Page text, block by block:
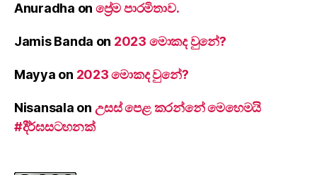
Anuradha on ප්‍රේම පාරමිතාව.
Jamis Banda on 2023 මොකද වුනේ?
Mayya on 2023 මොකද වුනේ?
Nisansala on උසස් පෙළ කරන්නේ මෙහෙමයි
#දීර්ඝසටහනක්